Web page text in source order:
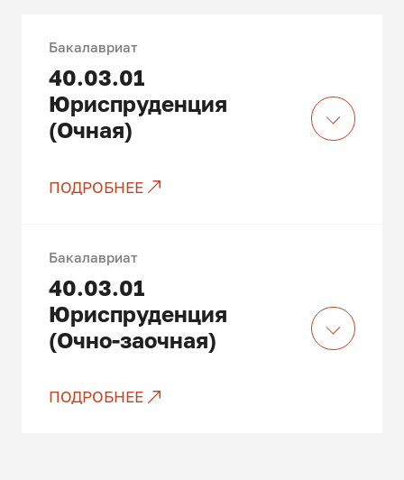
Бакалавриат
40.03.01
Юриспруденция
(Очная)
ПОДРОБНЕЕ
Бакалавриат
40.03.01
Юриспруденция
(Очно-заочная)
ПОДРОБНЕЕ